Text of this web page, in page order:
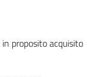
proposito acquisito